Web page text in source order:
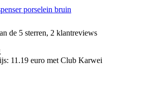
porselein bruin
de 5 sterren, 2 klantreviews
11.19 euro met Club Karwei